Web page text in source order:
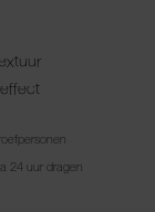
24 uur dragen